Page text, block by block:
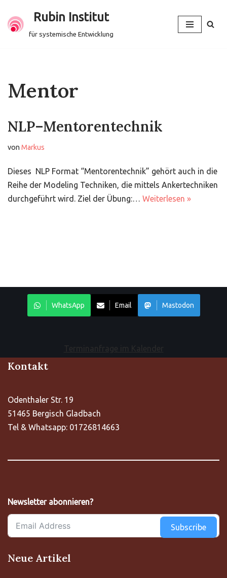
Zum
Rubin Institut
für systemische Entwicklung
Mentor
NLP–Mentorentechnik
von Markus
Dieses NLP Format “Mentorentechnik” gehört auch in die
Reihe der Modeling Techniken, die mittels Ankertechniken
durchgeführt wird. Ziel der Übung:… Weiterlesen »
WhatsApp Email Mastodon
Terminanfrage im Kalender
Kontakt
Odenthaler Str. 19
51465 Bergisch Gladbach
Tel & Whatsapp: 01726814663
Newsletter abonnieren?
Subscribe
Neue Artikel